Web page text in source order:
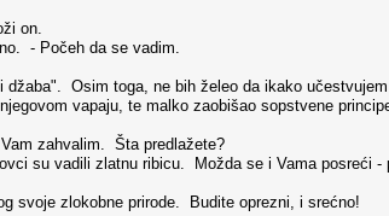
on.
- Počeh da se vadim.
Osim toga, ne bih želeo da ikako
vapaju, te malko zaobišao sopstvene
zahvalim. Šta predlažete?
su vadili zlatnu ribicu. Možda se i Vama posreći -
svoje zlokobne prirode. Budite oprezni, i srećno!